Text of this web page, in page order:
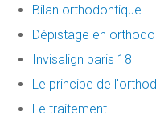
Bilan orthodontique
Dépistage en
Invisalign paris 18
Le principe de
Le traitement